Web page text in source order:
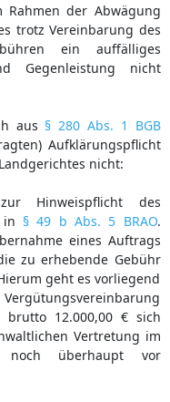
Rahmen der Abwägung
trotz Vereinbarung des
ein auffälliges
Gegenleistung nicht
aus § 280 Abs. 1 BGB
Aufklärungspflicht
nicht:
Hinweispflicht des
in § 49 b Abs. 5 BRAO.
eines Auftrags
zu erhebende Gebühr
geht es vorliegend
brutto 12.000,00 € sich
Vertretung im
noch überhaupt vor